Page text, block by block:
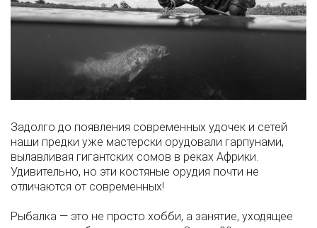
Задолго до появления современных удочек и сетей
наши предки уже мастерски орудовали гарпунами,
вылавливая гигантских сомов в реках Африки.
Удивительно, но эти костяные орудия почти не
отличаются от современных!
Рыбалка — это не просто хобби, а занятие, уходящее